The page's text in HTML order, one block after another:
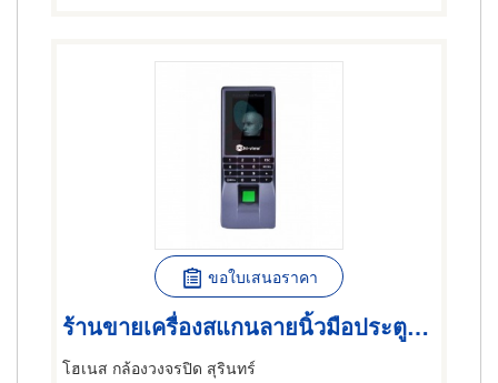
ขอใบเสนอราคา
ร้านขายเครื่องสแกนลายนิ้วมือประตูคีย์การ์ด สุรินทร์
โฮเนส กล้องวงจรปิด สุรินทร์